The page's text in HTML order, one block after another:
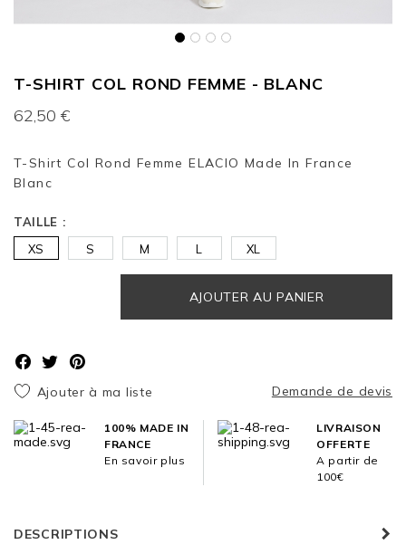
T-SHIRT COL ROND FEMME - BLANC
62,50 €
T-Shirt Col Rond Femme ELACIO Made In France
Blanc
TAILLE
XS
S M L XL
AJOUTER AU PANIER
Ajouter à ma liste Demande de devis
100% MADE IN
FRANCE
En savoir plus
LIVRAISON
OFFERTE
A partir de
100€
DESCRIPTIONS